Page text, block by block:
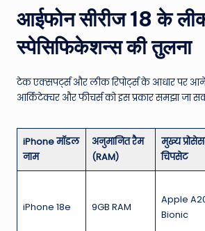
आईफोन सीरीज 18 के
स्पेसिफिकेशन्स की तुलना
टेक एक्सपर्ट्स और लीक रिपोर्ट्स के आधार पर आने
आर्किटेक्चर और फीचर्स को इस प्रकार समझा जा
iPhone मॉडल
नाम
अनुमानित रैम
(RAM)
मुख्य
चिपसेट
iPhone 18e 9GB RAM
Apple
Bionic